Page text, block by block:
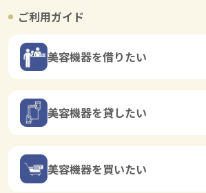
ご利用ガイド
美容機器を借りたい
美容機器を貸したい
美容機器を買いたい